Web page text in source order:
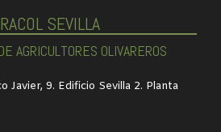
SEVILLA
AGRICULTORES OLIVAREROS
Javier, 9. Edificio Sevilla 2. Planta